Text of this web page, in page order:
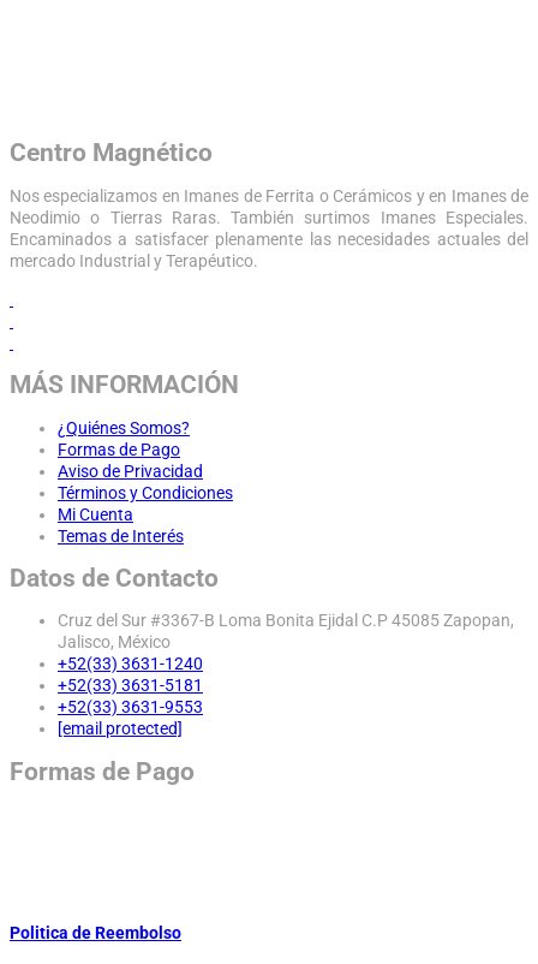
Centro Magnético
Nos especializamos en Imanes de Ferrita o Cerámicos y en Imanes de
Neodimio o Tierras Raras. También surtimos Imanes Especiales.
Encaminados a satisfacer plenamente las necesidades actuales del
mercado Industrial y Terapéutico.
MÁS INFORMACIÓN
¿Quiénes Somos?
Formas de Pago
Aviso de Privacidad
Términos y Condiciones
Mi Cuenta
Temas de Interés
Datos de Contacto
Cruz del Sur #3367-B Loma Bonita Ejidal C.P 45085 Zapopan,
Jalisco, México
+52(33) 3631-1240
+52(33) 3631-5181
+52(33) 3631-9553
[email protected]
Formas de Pago
Politica de Reembolso